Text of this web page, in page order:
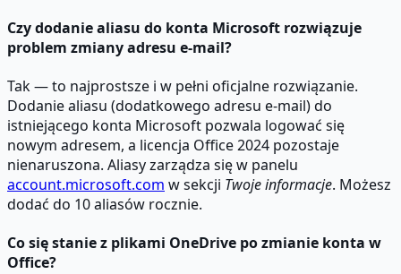
Czy dodanie aliasu do konta Microsoft rozwiązuje
problem zmiany adresu e-mail?
Tak — to najprostsze i w pełni oficjalne rozwiązanie.
Dodanie aliasu (dodatkowego adresu e-mail) do
istniejącego konta Microsoft pozwala logować się
nowym adresem, a licencja Office 2024 pozostaje
nienaruszona. Aliasy zarządza się w panelu
account.microsoft.com w sekcji Twoje informacje. Możesz
dodać do 10 aliasów rocznie.
Co się stanie z plikami OneDrive po zmianie konta w
Office?